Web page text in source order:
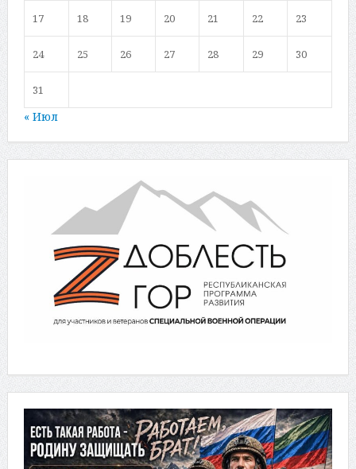
17 18 19 20 21 22 23
24 25 26 27 28 29 30
31
« Июл